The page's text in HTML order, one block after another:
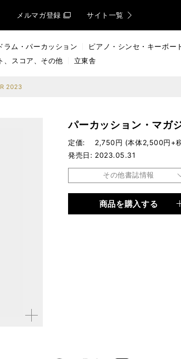
メルマガ登録 サイト一覧
ラム・パーカッション
ピアノ・シンセ・キーボー
、スコア、その他 立東舎
2023
拡大す
パーカッション・マ
定価
2,750円 (本体2,500円+
発売日
2023.05.31
その他書誌情報
ムック
商品を購入する